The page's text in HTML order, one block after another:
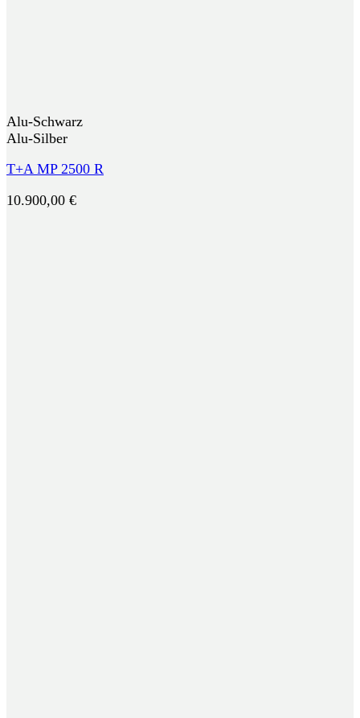
Alu-Schwarz
Alu-Silber
T+A MP 2500 R
10.900,00 €